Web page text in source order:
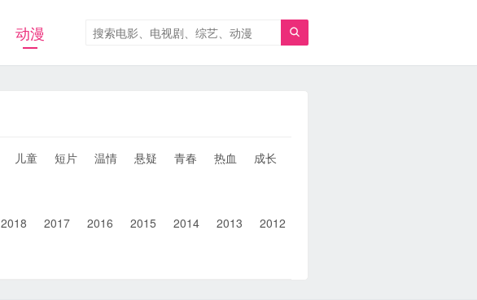

动漫
儿童 短片 温情 悬疑 青春 热血 成长
2018 2017 2016 2015 2014 2013 2012